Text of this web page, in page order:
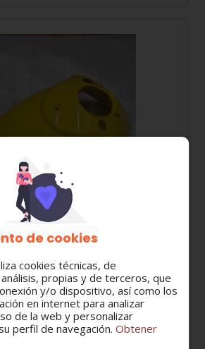
AMARILLO
125 "CORREOS"
de cookies
cookies técnicas, de
propias y de terceros, que
y/o dispositivo, así como los
en internet para analizar
de la web y personalizar
perfil de navegación.Obtener